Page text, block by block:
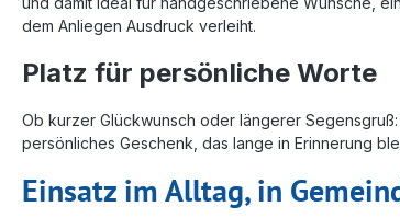
dem Anliegen Ausdruck verleiht.
Platz für persönliche Worte
Ob kurzer Glückwunsch oder längerer
persönliches Geschenk, das lange in Erinnerung
Einsatz im Alltag, in